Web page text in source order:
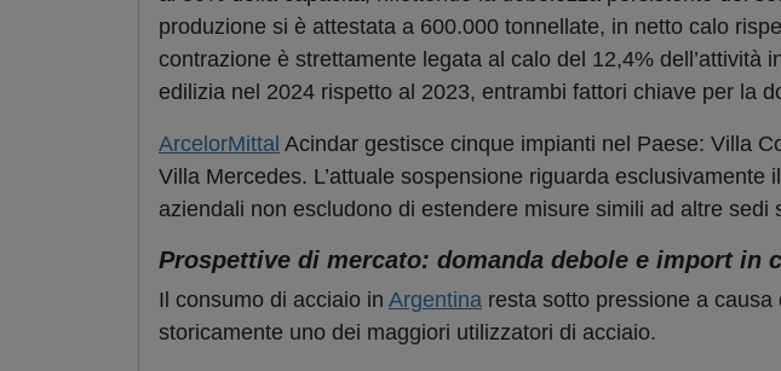
produzione si è attestata a 600.000 tonnellate, in netto calo
contrazione è strettamente legata al calo del 12,4% dell’attività
edilizia nel 2024 rispetto al 2023, entrambi fattori chiave per la
ArcelorMittal Acindar gestisce cinque impianti nel Paese: Villa
Villa Mercedes. L’attuale sospensione riguarda
aziendali non escludono di estendere misure simili ad altre
Prospettive di mercato: domanda debole e import in
Il consumo di acciaio in Argentina resta sotto pressione a
storicamente uno dei maggiori utilizzatori di acciaio.